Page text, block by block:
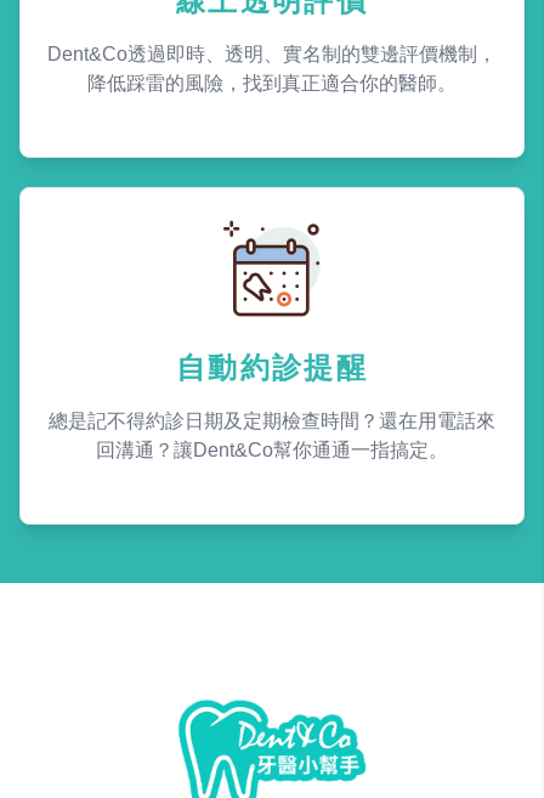
Dent&Co透過即時、透明、實名制的雙邊評價機制，
降低踩雷的風險，找到真正適合你的醫師。
自動約診提醒
總是記不得約診日期及定期檢查時間？還在用電話來
回溝通？讓Dent&Co幫你通通一指搞定。